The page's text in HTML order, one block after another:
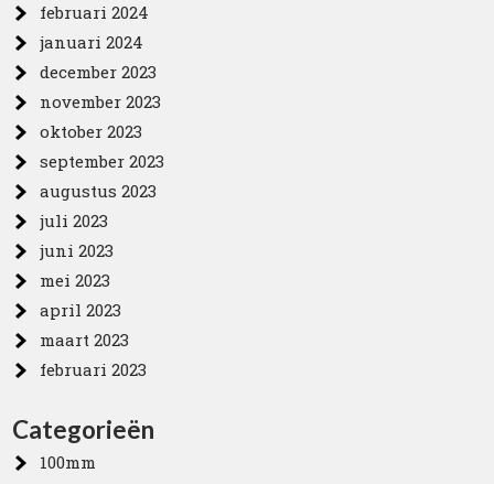
februari 2024
januari 2024
december 2023
november 2023
oktober 2023
september 2023
augustus 2023
juli 2023
juni 2023
mei 2023
april 2023
maart 2023
februari 2023
Categorieën
100mm